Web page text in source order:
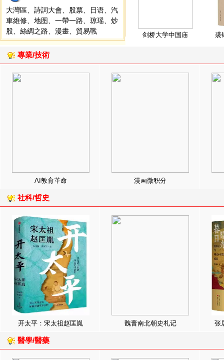
大灣區
詩詞大會 股票 日语
汽
車維修
地图 一帶一路 琼瑶
炒
股
絲綢之路 漫畫 貿易戰 剑桥大学中国庙 裘
專業/技術
AI教育革命 漫画微积分
社科/哲史
开太平：宋太祖赵匡胤 魏晋南北朝史札记 张
醫學/醫藥